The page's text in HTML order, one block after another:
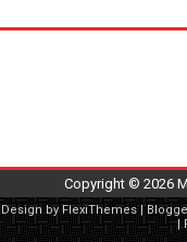
Copyright © 2026
Design by FlexiThemes|
|